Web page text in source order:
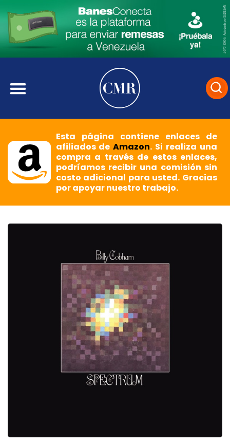
Esta página contiene enlaces de
afiliados deAmazon. Si realiza una
compra a través de estos enlaces,
podríamos recibir una comisión sin
costo adicional para usted. Gracias
por apoyar nuestro trabajo.